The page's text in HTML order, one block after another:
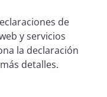
de
y servicios
la declaración
detalles.